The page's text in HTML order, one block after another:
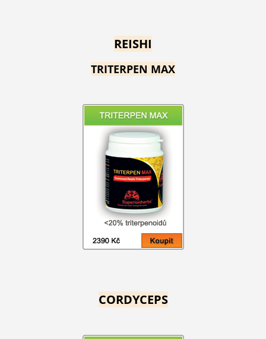
REISHI
TRITERPEN MAX
CORDYCEPS